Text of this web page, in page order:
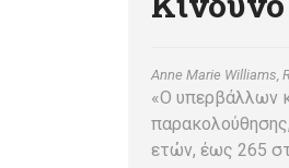
Anne Marie Williams,
«Ο υπερβάλλων
ετών, έως 265